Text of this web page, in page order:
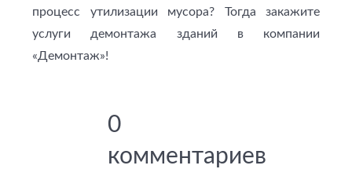
процесс утилизации мусора? Тогда закажите
услуги демонтажа зданий в компании
«Демонтаж»!
0
комментариев